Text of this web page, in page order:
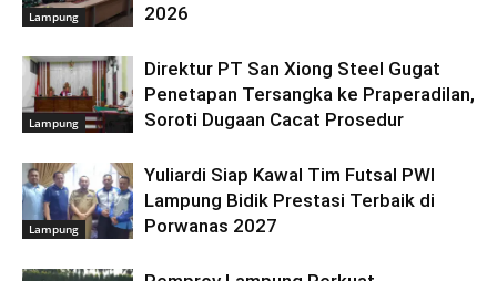
Lampung
2026
Lampung
Direktur PT San Xiong Steel Gugat
Penetapan Tersangka ke Praperadilan,
Soroti Dugaan Cacat Prosedur
Lampung
Yuliardi Siap Kawal Tim Futsal PWI
Lampung Bidik Prestasi Terbaik di
Porwanas 2027